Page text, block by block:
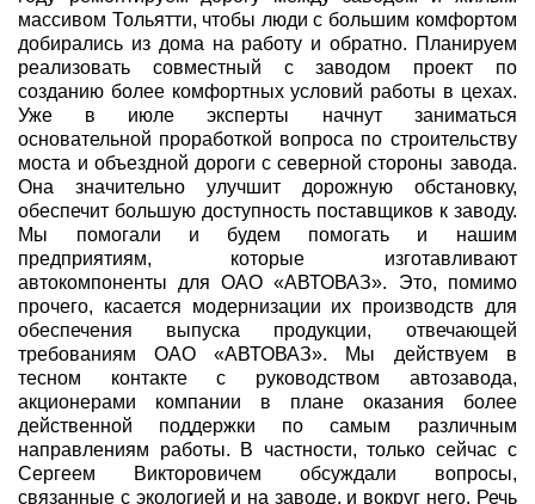
массивом Тольятти, чтобы люди с большим комфортом
добирались из дома на работу и обратно. Планируем
реализовать совместный с заводом проект по
созданию более комфортных условий работы в цехах.
Уже в июле эксперты начнут заниматься
основательной проработкой вопроса по строительству
моста и объездной дороги с северной стороны завода.
Она значительно улучшит дорожную обстановку,
обеспечит большую доступность поставщиков к заводу.
Мы помогали и будем помогать и нашим
предприятиям, которые изготавливают
автокомпоненты для ОАО «АВТОВАЗ». Это, помимо
прочего, касается модернизации их производств для
обеспечения выпуска продукции, отвечающей
требованиям ОАО «АВТОВАЗ». Мы действуем в
тесном контакте с руководством автозавода,
акционерами компании в плане оказания более
действенной поддержки по самым различным
направлениям работы. В частности, только сейчас с
Сергеем Викторовичем обсуждали вопросы,
связанные с экологией и на заводе, и вокруг него. Речь